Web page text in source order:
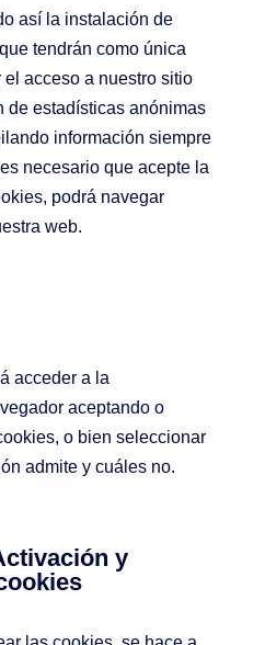
así la instalación de
tendrán como única
acceso a nuestro sitio
de estadísticas anónimas
información siempre
necesario que acepte la
podrá navegar
web.
acceder a la
aceptando o
o bien seleccionar
admite y cuáles no.
y